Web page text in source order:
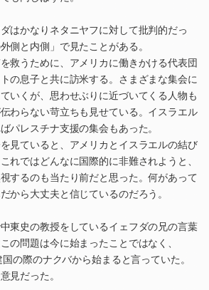
はかなりネタニヤフに対して批判的だっ
側と内側」で見たことがある。
救うために、アメリカに働きかける代表団
の息子と共に訪米する。さまざまな集会に
いくが、思わせぶりに近づいてくる人物も
わらない苛立ちも見せている。イスラエル
パレスチナ支援の集会もあった。
見ていると、アメリカとイスラエルの結び
れではどんなに国際的に非難されようと、
するのも当たり前だと思った。何があって
から大丈夫と信じているのだろう。
東史の教授をしているイェフダの兄の言葉
の問題は今に始まったことではなく、
の際のナクバから始まると言っていた。
見だった。